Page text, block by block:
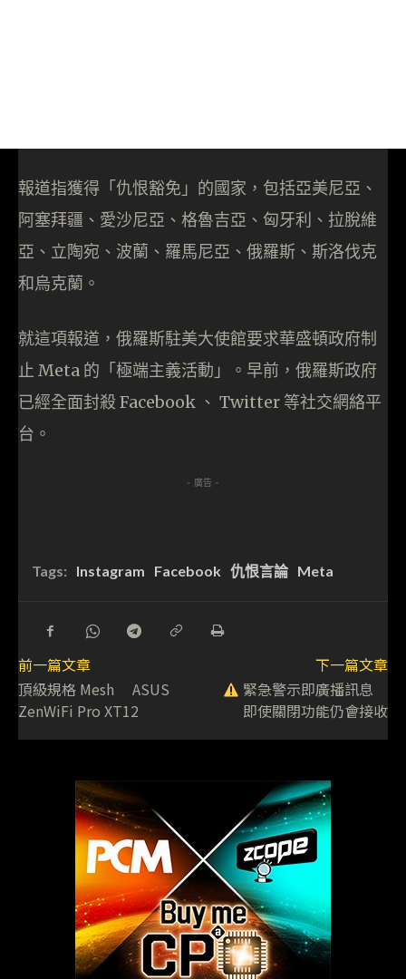
報道指獲得「仇恨豁免」的國家，包括亞美尼亞、
阿塞拜疆、愛沙尼亞、格魯吉亞、匈牙利、拉脫維
亞、立陶宛、波蘭、羅馬尼亞、俄羅斯、斯洛伐克
和烏克蘭。
就這項報道，俄羅斯駐美大使館要求華盛頓政府制
止 Meta 的「極端主義活動」。早前，俄羅斯政府
已經全面封殺 Facebook 、 Twitter 等社交網絡平
台。
- 廣告 -
Tags: Instagram Facebook 仇恨言論 Meta
前一篇文章
頂級規格 Mesh ASUS
ZenWiFi Pro XT12
下一篇文章
緊急警示即廣播訊息
即使關閉功能仍會接收